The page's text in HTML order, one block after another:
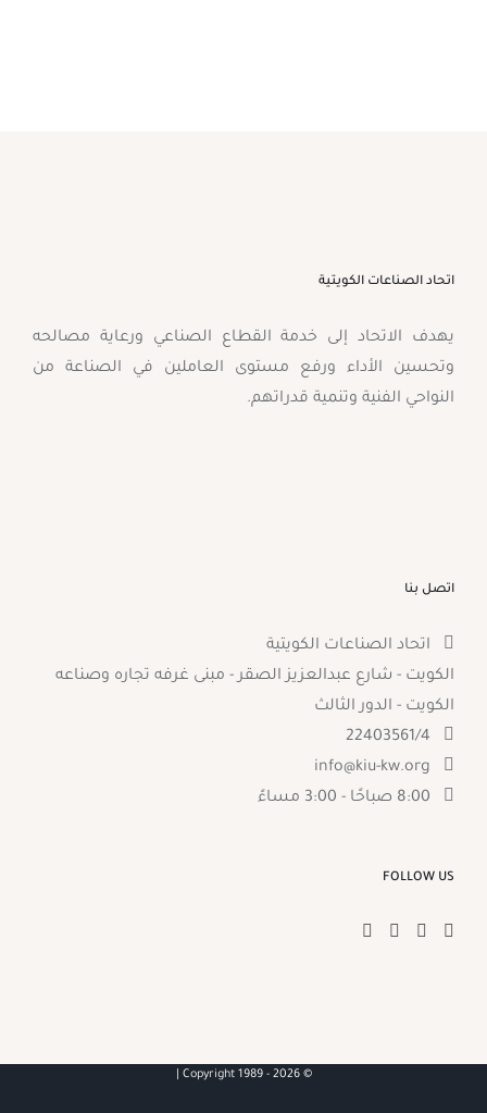
اتحاد الصناعات الكويتية
يهدف الاتحاد إلى خدمة القطاع الصناعي ورعاية مصالحه
وتحسين الأداء ورفع مستوى العاملين في الصناعة من
النواحي الفنية وتنمية قدراتهم.
اتصل بنا
اتحاد الصناعات الكويتية
الكويت - شارع عبدالعزيز الصقر - مبنى غرفه تجاره وصناعه
الكويت - الدور الثالث
22403561/4
info@kiu-kw.org
FOLLOW US
© Copyright 1989 -
2026 |